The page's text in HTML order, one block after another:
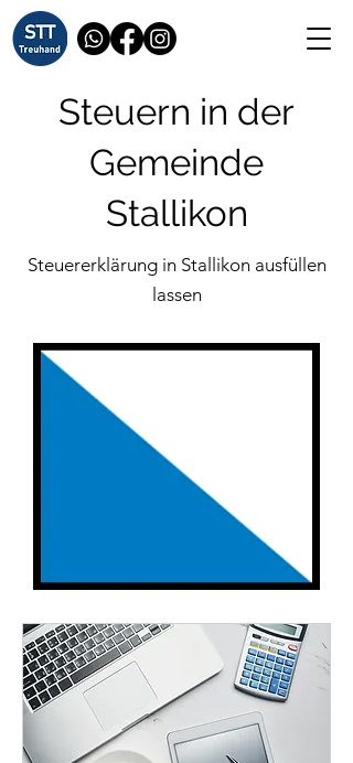
Steuern in der
Gemeinde
Stallikon
Steuererklärung in Stallikon ausfüllen
lassen